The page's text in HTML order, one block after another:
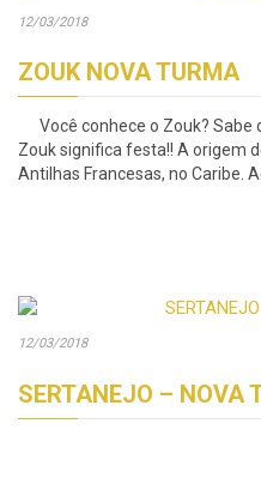
12/03/2018
ZOUK NOVA TURMA
Você conhece o Zouk? Sabe
Zouk significa festa!! A origem
Antilhas Francesas, no Caribe.
12/03/2018
SERTANEJO – NOVA